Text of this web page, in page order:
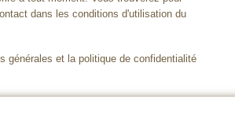
dans les conditions d'utilisation du
générales et la politique de confidentialité